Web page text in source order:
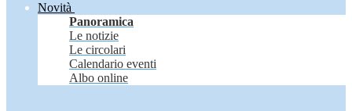
Novità
Panoramica
Le notizie
Le circolari
Calendario eventi
Albo online